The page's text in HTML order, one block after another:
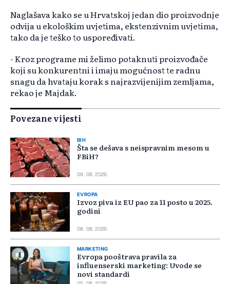
Naglašava kako se u Hrvatskoj jedan dio proizvodnje
odvija u ekološkim uvjetima, ekstenzivnim uvjetima,
tako da je teško to uspoređivati.
- Kroz programe mi želimo potaknuti proizvođače
koji su konkurentni i imaju mogućnost te radnu
snagu da hvataju korak s najrazvijenijim zemljama,
rekao je Majdak.
Povezane vijesti
BIH
Šta se dešava s neispravnim mesom u
FBiH?
09. 08. 2026.
EVROPA
Izvoz piva iz EU pao za 11 posto u 2025.
godini
08. 08. 2026.
MARKETING
Evropa pooštrava pravila za
influenserski marketing: Uvode se
novi standardi